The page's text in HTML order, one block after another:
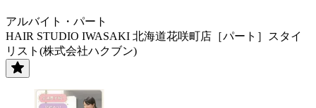
アルバイト・パート
HAIR STUDIO IWASAKI 北海道花咲町店［パート］スタイ
リスト(株式会社ハクブン)